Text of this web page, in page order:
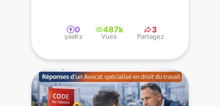
0
yaaKs
487k
Vues
3
Partagez